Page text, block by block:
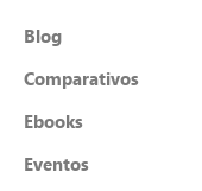
Blog
Comparativos
Ebooks
Eventos